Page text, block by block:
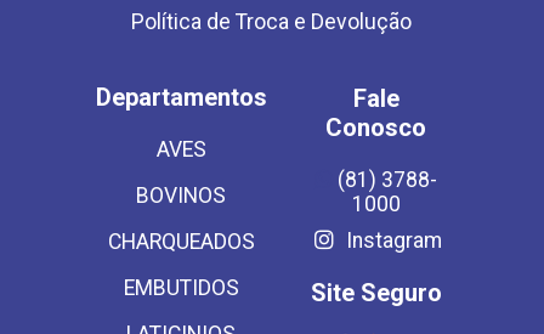
Política de Troca e Devolução
Departamentos
AVES
BOVINOS
CHARQUEADOS
EMBUTIDOS
Fale
Conosco
(81) 3788-
1000
Instagram
Site Seguro